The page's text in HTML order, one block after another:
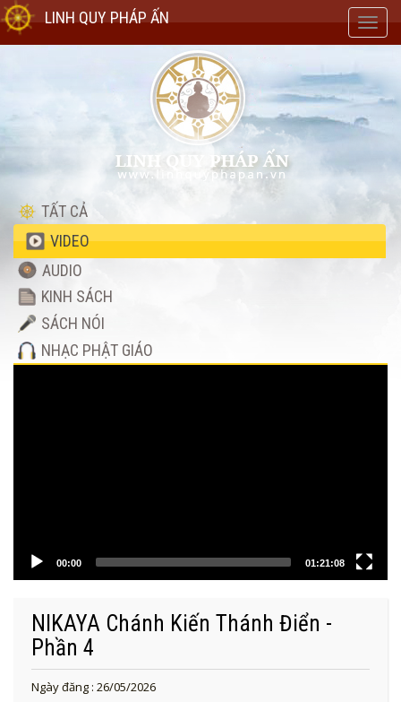
LINH QUY PHÁP ẤN
TẤT CẢ
VIDEO
AUDIO
KINH SÁCH
SÁCH NÓI
NHẠC PHẬT GIÁO
00:00 01:21:08
NIKAYA Chánh Kiến Thánh Điển -
Phần 4
Ngày đăng : 26/05/2026